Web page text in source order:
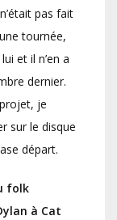
pas fait
tournée,
et il n’en a
dernier.
je
sur le disque
départ.
folk
à Cat